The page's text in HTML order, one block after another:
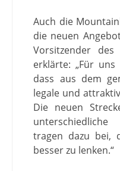
Auch die
die neuen
Vorsitzender
erklärte: „Für
dass aus dem
legale und
Die neuen
tragen dazu bei,
besser zu lenken.“